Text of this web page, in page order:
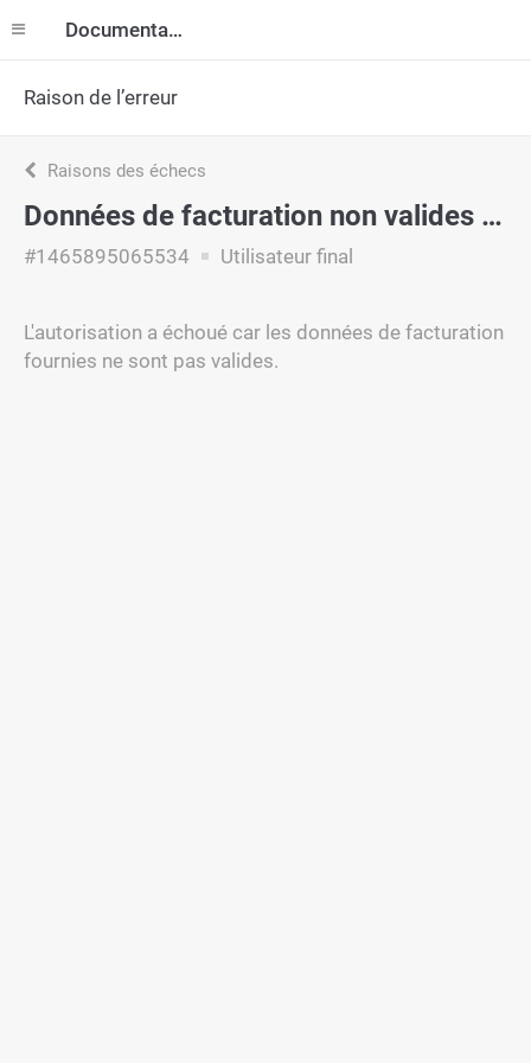
Documentation
Raison de l’erreur
Raisons des échecs
Données de facturation non valides fournies
#1465895065534 Utilisateur final
L'autorisation a échoué car les données de facturation
fournies ne sont pas valides.